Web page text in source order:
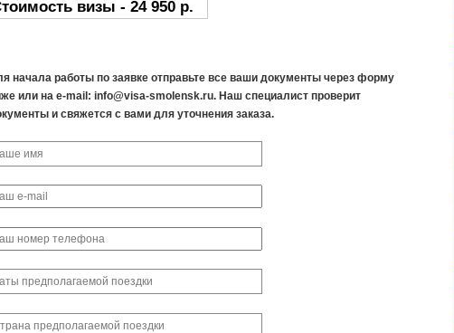
начала работы по заявке отправьте все ваши документы через форму
или на e-mail: info@visa-smolensk.ru. Наш специалист проверит
и свяжется с вами для уточнения заказа.